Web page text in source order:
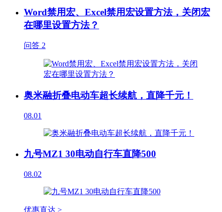
Word禁用宏、Excel禁用宏设置方法，关闭宏
在哪里设置方法？
问答 2
奥米融折叠电动车超长续航，直降千元！
08.01
九号MZ1 30电动自行车直降500
08.02
优惠直达 >